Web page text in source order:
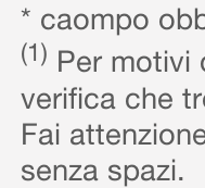
* caompo
(1) Per motivi
verifica che
Fai
senza spazi.